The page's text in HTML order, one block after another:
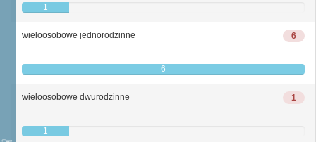
1
6
wieloosobowe jednorodzinne
6
1
wieloosobowe dwurodzinne
1